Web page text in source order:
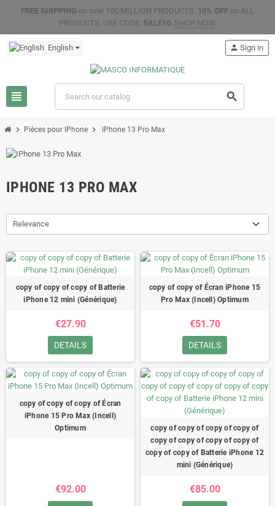
FREE SHIPPING on over 100 MILLION PRODUCTS. 10% OFF on ALL
PRODUCTS, USE CODE: SALE10. SHOP NOW.
English
view_headline search
person Sign in
chevron_right Pièces pour IPhone chevron_right IPhone 13 Pro Max
IPHONE 13 PRO MAX
Relevance
copy of copy of copy of Batterie
iPhone 12 mini (Générique)
€27.90
DETAILS
copy of copy of Écran iPhone 15
Pro Max (Incell) Optimum
€51.70
DETAILS
copy of copy of copy of Écran
iPhone 15 Pro Max (Incell)
Optimum
€92.00
copy of copy of copy of copy of
copy of copy of copy of copy of
copy of copy of Batterie iPhone 12
mini (Générique)
€85.00